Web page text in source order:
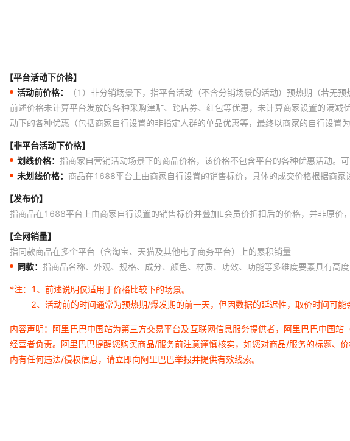
【平台活动下价格】
活动前价格：
（1）非分销场景下，指平台活动（不含分销场景的活动）预热期（若无
前述价格未计算平台发放的各种采购津贴、跨店券、红包等优惠，未计算商家设置的满
动下的各种优惠（包括商家自行设置的非指定人群的单品优惠等，最终以商家的自行设置
【非平台活动下价格】
划线价格： 指商家自营销活动场景下的商品价格，该价格不包含平台的各种优惠活动。
未划线价格： 商品在1688平台上由商家自行设置的销售标价，具体的成交价格根据商家
【发布价】
指商品在1688平台上由商家自行设置的销售标价并叠加L会员价折扣后的价格，并非原价，
【全网销量】
指同款商品在多个平台（含淘宝、天猫及其他电子商务平台）上的累积销量
同款： 指商品名称、外观、规格、成分、颜色、材质、功效、功能等多维度要素具有高
*注：
1、前述说明仅适用于价格比较下的场景。
2、活动前的时间通常为预热期/爆发期的前一天，但因数据的延迟性，取价时间可
内容声明：阿里巴巴中国站为第三方交易平台及互联网信息服务提供者，阿里巴巴中国
经营者负责。阿里巴巴提醒您购买商品/服务前注意谨慎核实，如您对商品/服务的标题、
内有任何违法/侵权信息，请立即向阿里巴巴举报并提供有效线索。